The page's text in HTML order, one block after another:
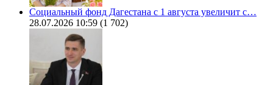
Социальный фонд Дагестана с 1 августа увеличит с…
28.07.2026 10:59 (1 702)